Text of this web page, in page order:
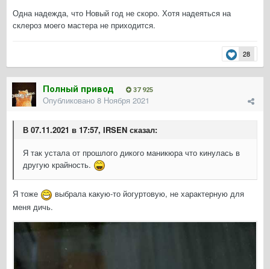
Одна надежда, что Новый год не скоро. Хотя надеяться на
склероз моего мастера не приходится.
28
Полный привод 37 925
Опубликовано 8 Ноября 2021
В 07.11.2021 в 17:57, IRSEN сказал:
Я так устала от прошлого дикого маникюра что кинулась в
другую крайность.
Я тоже
выбрала какую-то йогуртовую, не характерную для
меня дичь.